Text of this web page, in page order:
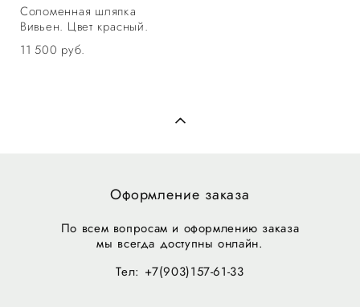
Соломенная шляпка
Вивьен. Цвет красный.
11 500 pуб.
Оформление заказа
По всем вопросам и оформлению заказа
мы всегда доступны онлайн.
Тел: +7(903)157-61-33